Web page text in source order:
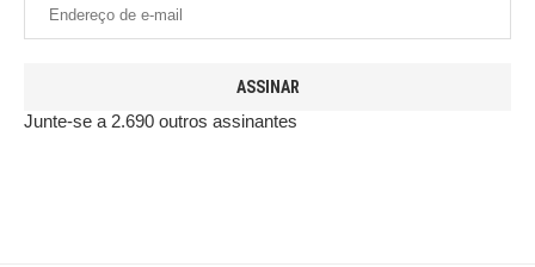
ASSINAR
Junte-se a 2.690 outros assinantes